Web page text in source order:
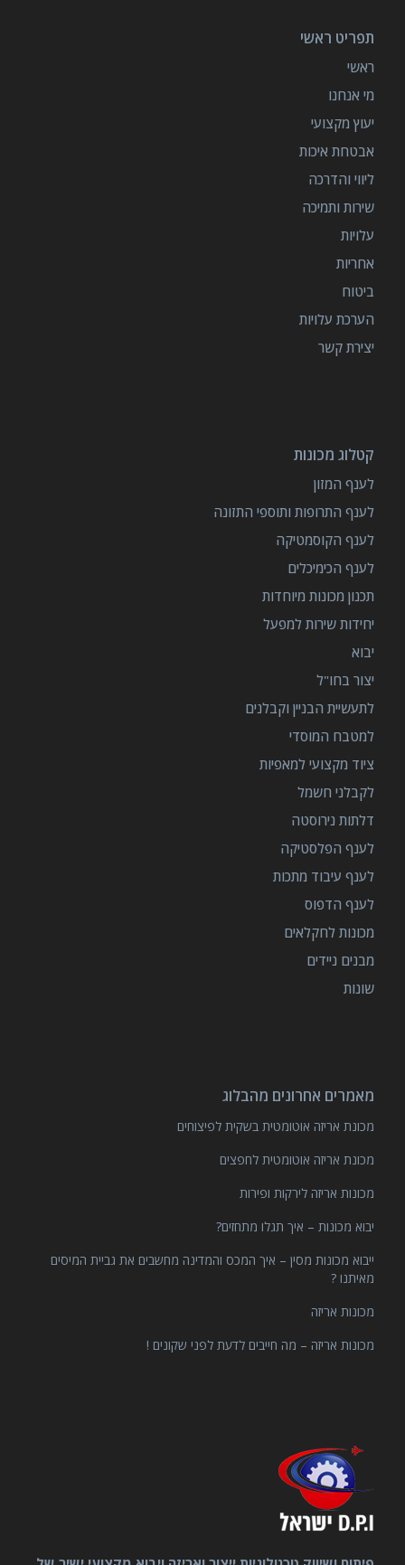
תפריט ראשי
ראשי
מי אנחנו
יעוץ מקצועי
אבטחת איכות
ליווי והדרכה
שירות ותמיכה
עלויות
אחריות
ביטוח
הערכת עלויות
יצירת קשר
קטלוג מכונות
לענף המזון
לענף התרופות ותוספי התזונה
לענף הקוסמטיקה
לענף הכימיכלים
תכנון מכונות מיוחדות
יחידות שירות למפעל
יבוא
יצור בחו"ל
לתעשיית הבניין וקבלנים
למטבח המוסדי
ציוד מקצועי למאפיות
לקבלני חשמל
דלתות נירוסטה
לענף הפלסטיקה
לענף עיבוד מתכות
לענף הדפוס
מכונות לחקלאים
מבנים ניידים
שונות
מאמרים אחרונים מהבלוג
מכונת אריזה אוטומטית בשקית לפיצוחים
מכונת אריזה אוטומטית לחפצים
מכונות אריזה לירקות ופירות
יבוא מכונות – איך תגלו מתחזים?
ייבוא מכונות מסין – איך המכס והמדינה מחשבים את גביית המיסים
מאיתנו ?
מכונות אריזה
מכונות אריזה – מה חייבים לדעת לפני שקונים !